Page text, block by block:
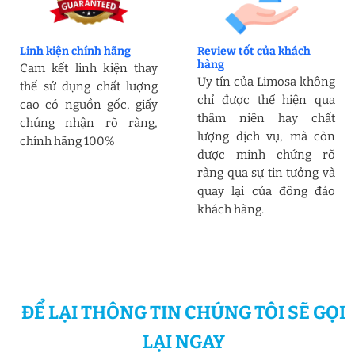
Linh kiện chính hãng
Cam kết linh kiện thay
thế sử dụng chất lượng
cao có nguồn gốc, giấy
chứng nhận rõ ràng,
chính hãng 100%
Review tốt của khách
hàng
Uy tín của Limosa không
chỉ được thể hiện qua
thâm niên hay chất
lượng dịch vụ, mà còn
được minh chứng rõ
ràng qua sự tin tưởng và
quay lại của đông đảo
khách hàng.
ĐỂ LẠI THÔNG TIN CHÚNG TÔI SẼ GỌI
LẠI NGAY